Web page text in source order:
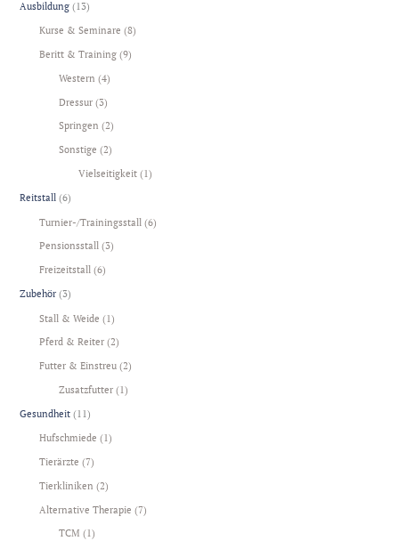
Ausbildung (13)
Kurse & Seminare (8)
Beritt & Training (9)
Western (4)
Dressur (3)
Springen (2)
Sonstige (2)
Vielseitigkeit(1)
Reitstall (6)
Turnier-/Trainingsstall (6)
Pensionsstall (3)
Freizeitstall (6)
Zubehör (3)
Stall & Weide (1)
Pferd & Reiter (2)
Futter & Einstreu (2)
Zusatzfutter (1)
Gesundheit (11)
Hufschmiede (1)
Tierärzte (7)
Tierkliniken (2)
Alternative Therapie (7)
TCM (1)